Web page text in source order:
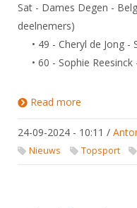
Sat - Dames Degen -
deelnemers)
• 49 - Cheryl de Jong -
• 60 - Sophie Reesinck
Read more
24-09-2024 - 10:11 /
Nieuws Topsport